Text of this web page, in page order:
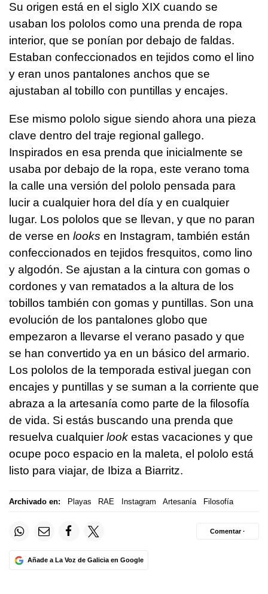
Su origen está en el siglo XIX cuando se
usaban los pololos como una prenda de ropa
interior, que se ponían por debajo de faldas.
Estaban confeccionados en tejidos como el lino
y eran unos pantalones anchos que se
ajustaban al tobillo con puntillas y encajes.
Ese mismo pololo sigue siendo ahora una pieza
clave dentro del traje regional gallego.
Inspirados en esa prenda que inicialmente se
usaba por debajo de la ropa, este verano toma
la calle una versión del pololo pensada para
lucir a cualquier hora del día y en cualquier
lugar. Los pololos que se llevan, y que no paran
de verse en looks en Instagram, también están
confeccionados en tejidos fresquitos, como lino
y algodón. Se ajustan a la cintura con gomas o
cordones y van rematados a la altura de los
tobillos también con gomas y puntillas. Son una
evolución de los pantalones globo que
empezaron a llevarse el verano pasado y que
se han convertido ya en un básico del armario.
Los pololos de la temporada estival juegan con
encajes y puntillas y se suman a la corriente que
abraza a la artesanía como parte de la filosofía
de vida. Si estás buscando una prenda que
resuelva cualquier look estas vacaciones y que
ocupe poco espacio en la maleta, el pololo está
listo para viajar, de Ibiza a Biarritz.
Archivado en: Playas RAE Instagram Artesanía Filosofía
Añade a La Voz de Galicia en Google
Comentar ·